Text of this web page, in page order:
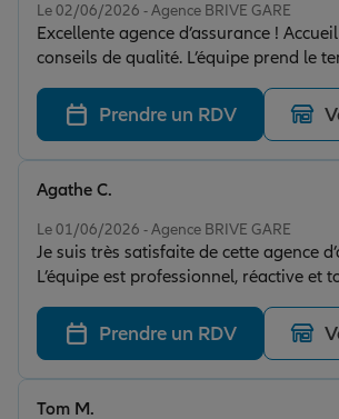
Le 02/06/2026 - Agence BRIVE GARE
Excellente agence d’assurance !
conseils de qualité. L’équipe prend le
les différentes options et accompagne
professionnalisme. Je recommande
Prendre un RDV
Le 01/06/2026 - Agence BRIVE GARE
Je suis très satisfaite de cette agence
L’équipe est professionnel, réactive et
l’écoute. Merci à toute l’équipe pour
accompagnement.
Agathe C.
Prendre un RDV
Tom M.